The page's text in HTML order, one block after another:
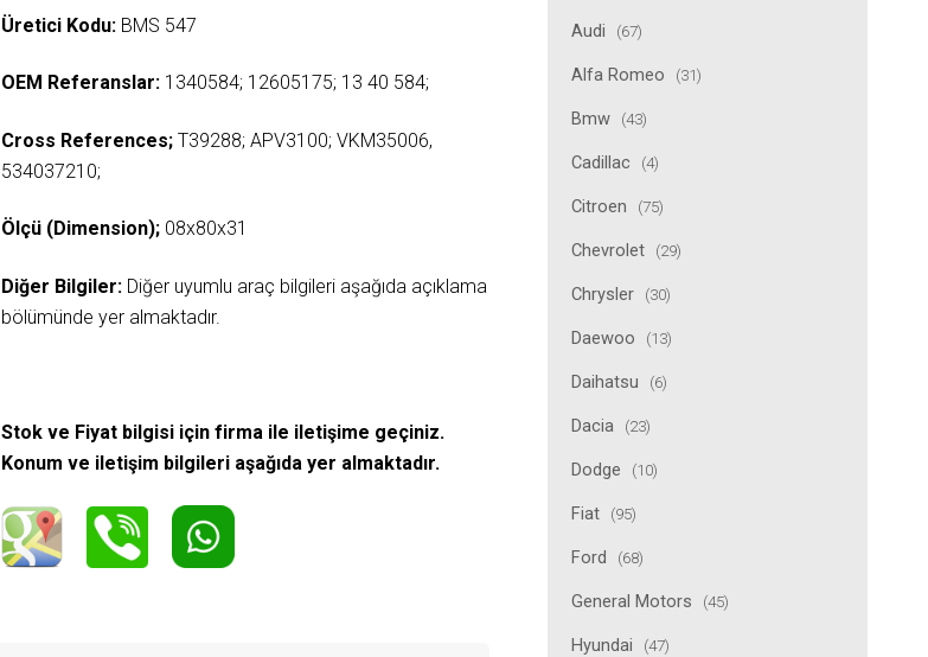
Audi (67)
Alfa Romeo (31)
Bmw (43)
Cadillac (4)
Citroen (75)
Chevrolet (29)
Chrysler (30)
Daewoo (13)
Daihatsu (6)
Dacia (23)
Dodge (10)
Fiat (95)
Ford (68)
General Motors (45)
Hyundai (47)
Üretici Kodu: BMS 547
OEM Referanslar: 1340584; 12605175; 13 40 584;
Cross References; T39288; APV3100; VKM35006,
534037210;
Ölçü (Dimension); 08x80x31
Diğer Bilgiler: Diğer uyumlu araç bilgileri aşağıda açıklama
bölümünde yer almaktadır.
Stok ve Fiyat bilgisi için firma ile iletişime geçiniz.
Konum ve iletişim bilgileri aşağıda yer almaktadır.